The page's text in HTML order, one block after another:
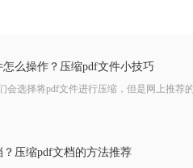
么操作？压缩pdf文件小技巧
会选择将pdf文件进行压缩，但是网上推
压缩pdf文档的方法推荐